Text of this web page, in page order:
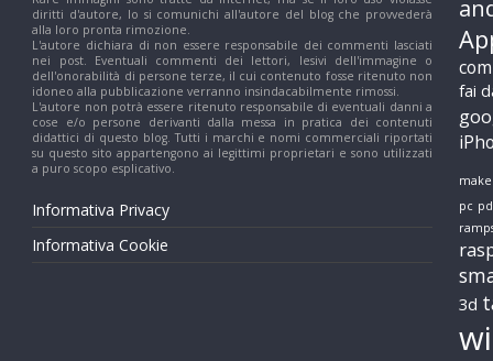
e
c
n
o
diritti d'autore, lo si comunichi all'autore del blog che provvederà
alla loro pronta rimozione.
L'autore dichiara di non essere responsabile dei commenti lasciati
nei post. Eventuali commenti dei lettori, lesivi dell'immagine o
dell'onorabilità di persone terze, il cui contenuto fosse ritenuto non
idoneo alla pubblicazione verranno insindacabilmente rimossi.
L'autore non potrà essere ritenuto responsabile di eventuali danni a
cose e/o persone derivanti dalla messa in pratica dei contenuti
didattici di questo blog. Tutti i marchi e nomi commerciali riportati
su questo sito appartengono ai legittimi proprietari e sono utilizzati
a puro scopo esplicativo.
Informativa Privacy
Informativa Cookie
fai
pc
3d